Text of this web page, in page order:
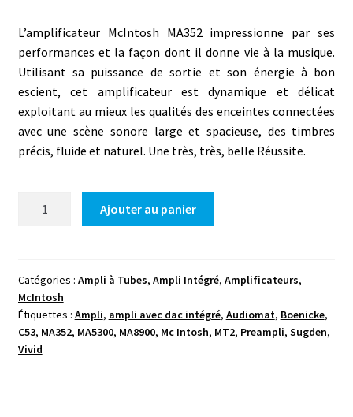
L’amplificateur McIntosh MA352 impressionne par ses
performances et la façon dont il donne vie à la musique.
Utilisant sa puissance de sortie et son énergie à bon
escient, cet amplificateur est dynamique et délicat
exploitant au mieux les qualités des enceintes connectées
avec une scène sonore large et spacieuse, des timbres
précis, fluide et naturel. Une très, très, belle Réussite.
MA352
Ajouter au panier
Catégories : Ampli à Tubes, Ampli Intégré, Amplificateurs,
McIntosh
Étiquettes : Ampli, ampli avec dac intégré, Audiomat, Boenicke,
C53, MA352, MA5300, MA8900, Mc Intosh, MT2, Preampli, Sugden,
Vivid